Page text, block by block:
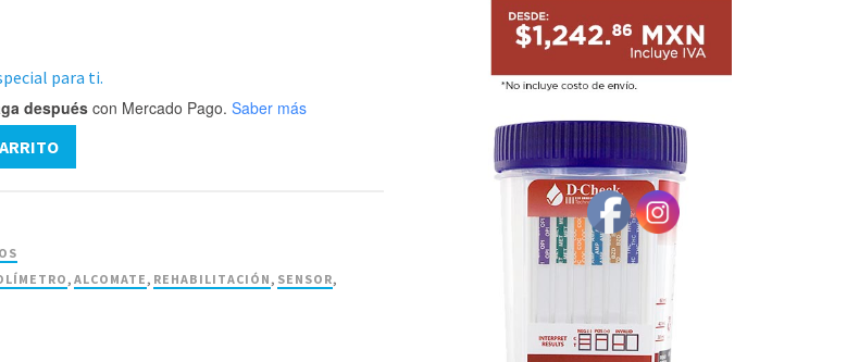
para ti.
después con Mercado Pago. Saber más
,ALCOMATE, REHABILITACIÓN, SENSOR,